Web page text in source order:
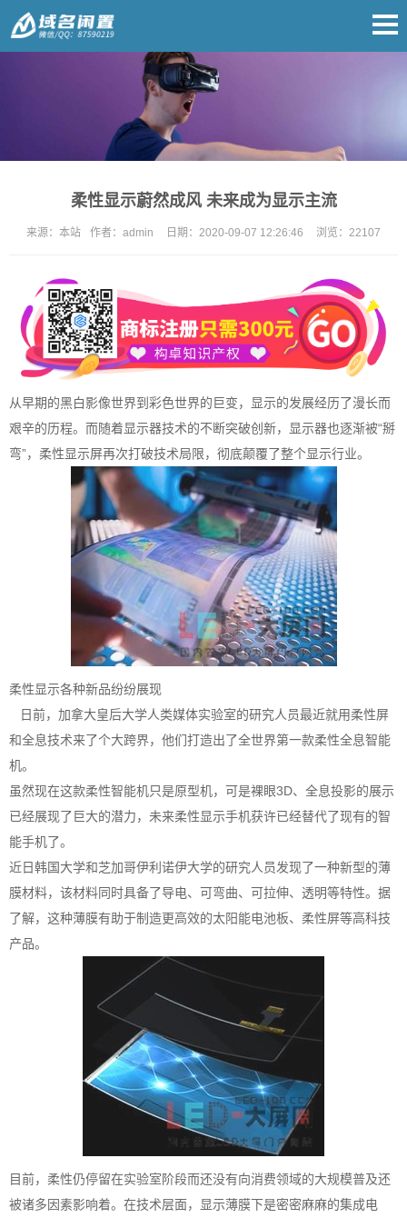
柔性显示蔚然成风 未来成为显示主流
来源： 本站 作者： admin 日期： 2020-09-07 12:26:46 浏览： 22107
从早期的黑白影像世界到彩色世界的巨变，显示的发展经历了漫长而
艰辛的历程。而随着显示器技术的不断突破创新，显示器也逐渐被“掰
弯”，柔性显示屏再次打破技术局限，彻底颠覆了整个显示行业。
柔性显示各种新品纷纷展现
日前，加拿大皇后大学人类媒体实验室的研究人员最近就用柔性屏
和全息技术来了个大跨界，他们打造出了全世界第一款柔性全息智能
机。
虽然现在这款柔性智能机只是原型机，可是裸眼3D、全息投影的展示
已经展现了巨大的潜力，未来柔性显示手机获许已经替代了现有的智
能手机了。
近日韩国大学和芝加哥伊利诺伊大学的研究人员发现了一种新型的薄
膜材料，该材料同时具备了导电、可弯曲、可拉伸、透明等特性。据
了解，这种薄膜有助于制造更高效的太阳能电池板、柔性屏等高科技
产品。
目前，柔性仍停留在实验室阶段而还没有向消费领域的大规模普及还
被诸多因素影响着。在技术层面，显示薄膜下是密密麻麻的集成电